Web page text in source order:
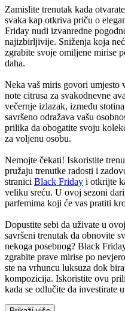
Zamislite trenutak kada
svaka kap otkriva priču o
Friday nudi izvanredne
najizbirljivije. Sniženja koja
zgrabite svoje omiljene mirise
daha.
Neka vaš miris govori umjesto
note citrusa za svakodnevne
večernje izlazak, između
savršeno odražava vašu
prilika da obogatite svoju
za voljenu osobu.
Nemojte čekati! Iskoristite
pružaju trenutke radosti i
stranici Black Friday i otkrijte
veliku sreću. U ovoj sezoni
parfemima koji će vas pratiti
Dopustite sebi da uživate u
savršeni trenutak da obnovite
nekoga posebnog? Black
zgrabite prave mirise po
ste na vrhuncu luksuza dok
kompozicija. Iskoristite ovu
kada se odlučite da investirate